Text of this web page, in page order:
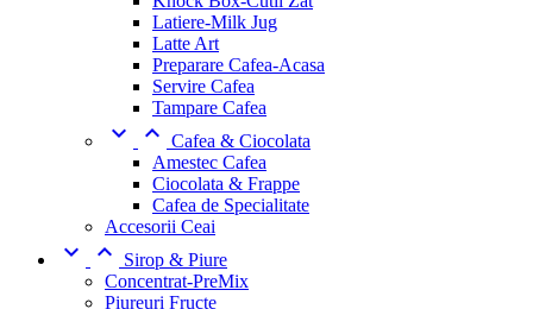
Latiere-Milk Jug
Latte Art
Preparare Cafea-Acasa
Servire Cafea
Tampare Cafea
  Cafea & Ciocolata
Amestec Cafea
Ciocolata & Frappe
Cafea de Specialitate
Accesorii Ceai
 
Sirop & Piure
Concentrat-PreMix
Piureuri Fructe